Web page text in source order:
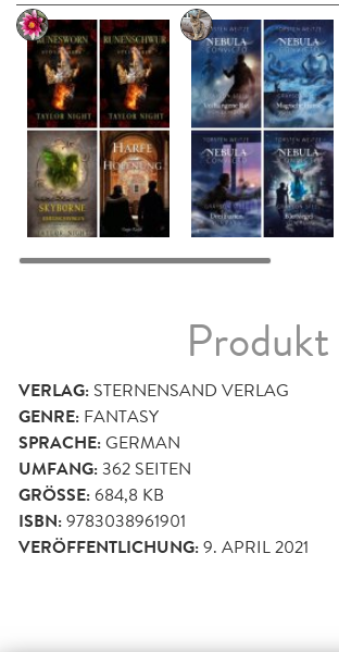
VERLAG: STERNENSAND VERLAG
GENRE: FANTASY
SPRACHE:GERMAN
UMFANG:362 SEITEN
GRÖSSE: 684,8 KB
ISBN:9783038961901
VERÖFFENTLICHUNG:9. APRIL 2021